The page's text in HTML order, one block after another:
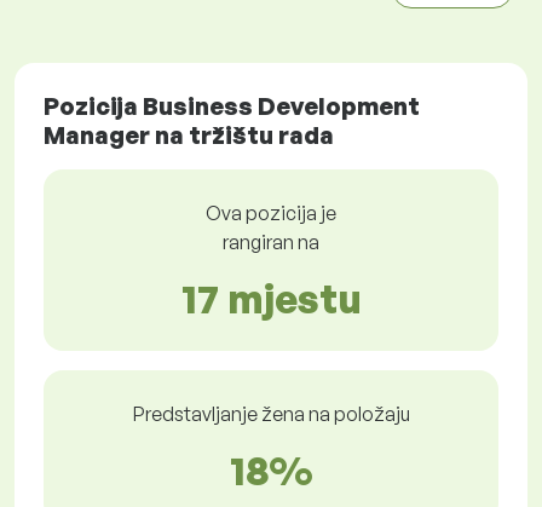
Pozicija Business Development
Manager na tržištu rada
Ova pozicija je
rangiran na
17 mjestu
Predstavljanje žena na položaju
18%